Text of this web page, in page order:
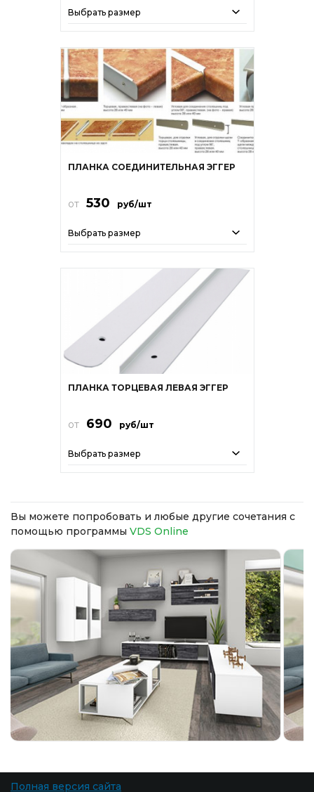
Выбрать размер
ПЛАНКА СОЕДИНИТЕЛЬНАЯ ЭГГЕР
от 530 руб/шт
Выбрать размер
ПЛАНКА ТОРЦЕВАЯ ЛЕВАЯ ЭГГЕР
от 690 руб/шт
Выбрать размер
Вы можете попробовать и любые другие сочетания с
помощью программы VDS Online
Полная версия сайта